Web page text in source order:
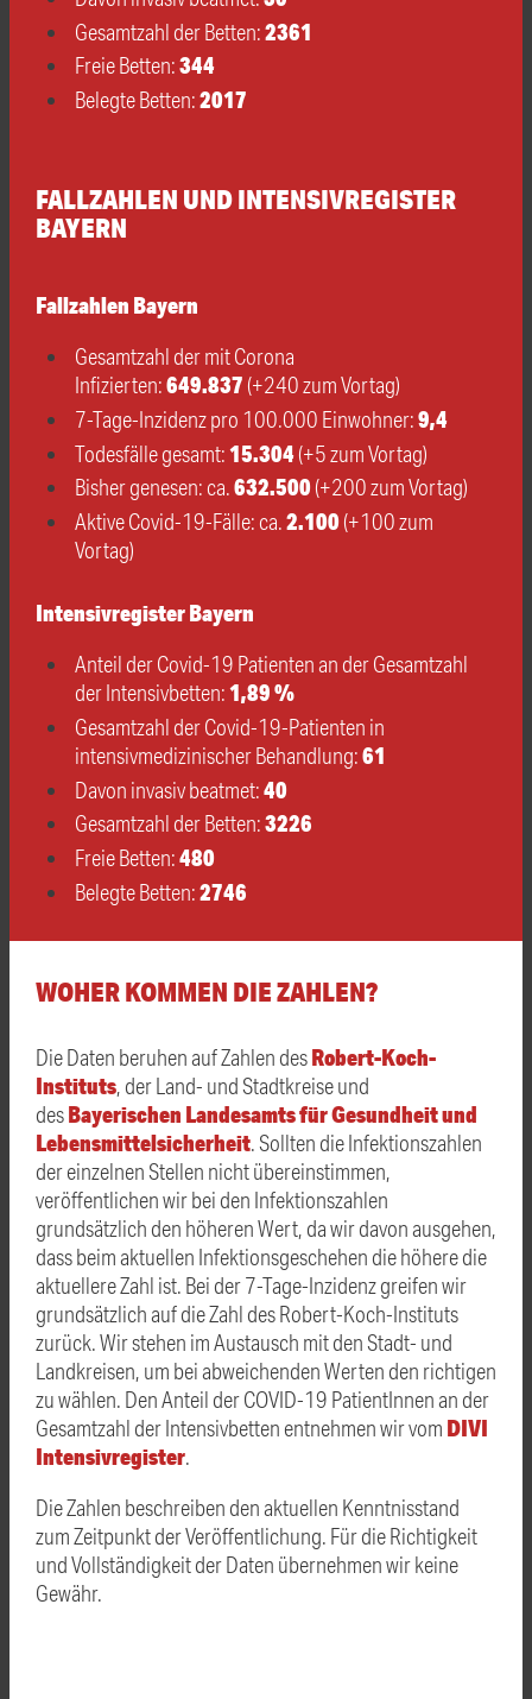
Gesamtzahl der Betten:2361
Freie Betten:344
Belegte Betten:2017
FALLZAHLEN UND INTENSIVREGISTER
BAYERN
Fallzahlen Bayern
Gesamtzahl der mit Corona
Infizierten:649.837 (+240 zum Vortag)
7-Tage-Inzidenz pro 100.000 Einwohner:9,4
Todesfälle gesamt:15.304(+5 zum Vortag)
Bisher genesen: ca.632.500(+200 zum Vortag)
Aktive Covid-19-Fälle: ca.2.100(+100 zum
Vortag)
Intensivregister Bayern
Anteil der Covid-19 Patienten an der Gesamtzahl
der Intensivbetten:1,89 %
Gesamtzahl der Covid-19-Patienten in
intensivmedizinischer Behandlung:61
Davon invasiv beatmet:40
Gesamtzahl der Betten:3226
Freie Betten:480
Belegte Betten:2746
WOHER KOMMEN DIE ZAHLEN?
Die Daten beruhen auf Zahlen desRobert-Koch-
Instituts, der Land- und Stadtkreise und
desBayerischen Landesamts für Gesundheit und
Lebensmittelsicherheit. Sollten die Infektionszahlen
der einzelnen Stellen nicht übereinstimmen,
veröffentlichen wir bei den Infektionszahlen
grundsätzlich den höheren Wert, da wir davon ausgehen,
dass beim aktuellen Infektionsgeschehen die höhere die
aktuellere Zahl ist. Bei der 7-Tage-Inzidenz greifen wir
grundsätzlich auf die Zahl des Robert-Koch-Instituts
zurück. Wir stehen im Austausch mit den Stadt- und
Landkreisen, um bei abweichenden Werten den richtigen
zu wählen. DenAnteil der COVID-19 PatientInnen an der
Gesamtzahl der Intensivbetten entnehmen wir vom DIVI
Intensivregister.
Die Zahlen beschreiben den aktuellen Kenntnisstand
zum Zeitpunkt der Veröffentlichung. Für die Richtigkeit
und Vollständigkeit der Daten übernehmen wir keine
Gewähr.